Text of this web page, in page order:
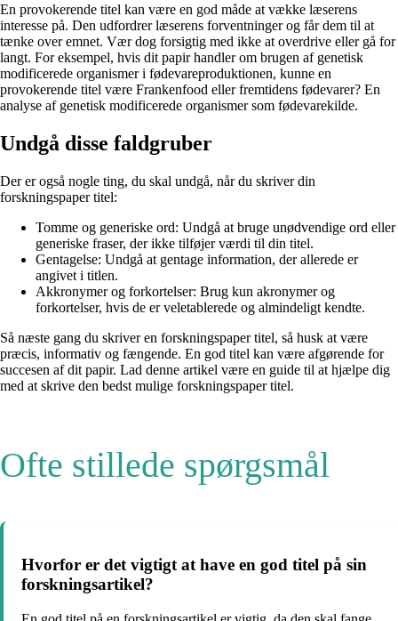
En provokerende titel kan være en god måde at vække læserens
interesse på. Den udfordrer læserens forventninger og får dem til at
tænke over emnet. Vær dog forsigtig med ikke at overdrive eller gå for
langt. For eksempel, hvis dit papir handler om brugen af genetisk
modificerede organismer i fødevareproduktionen, kunne en
provokerende titel være Frankenfood eller fremtidens fødevarer? En
analyse af genetisk modificerede organismer som fødevarekilde.
Undgå disse faldgruber
Der er også nogle ting, du skal undgå, når du skriver din
forskningspaper titel:
Tomme og generiske ord: Undgå at bruge unødvendige ord eller
generiske fraser, der ikke tilføjer værdi til din titel.
Gentagelse: Undgå at gentage information, der allerede er
angivet i titlen.
Akkronymer og forkortelser: Brug kun akronymer og
forkortelser, hvis de er veletablerede og almindeligt kendte.
Så næste gang du skriver en forskningspaper titel, så husk at være
præcis, informativ og fængende. En god titel kan være afgørende for
succesen af dit papir. Lad denne artikel være en guide til at hjælpe dig
med at skrive den bedst mulige forskningspaper titel.
Ofte stillede spørgsmål
Hvorfor er det vigtigt at have en god titel på sin
forskningsartikel?